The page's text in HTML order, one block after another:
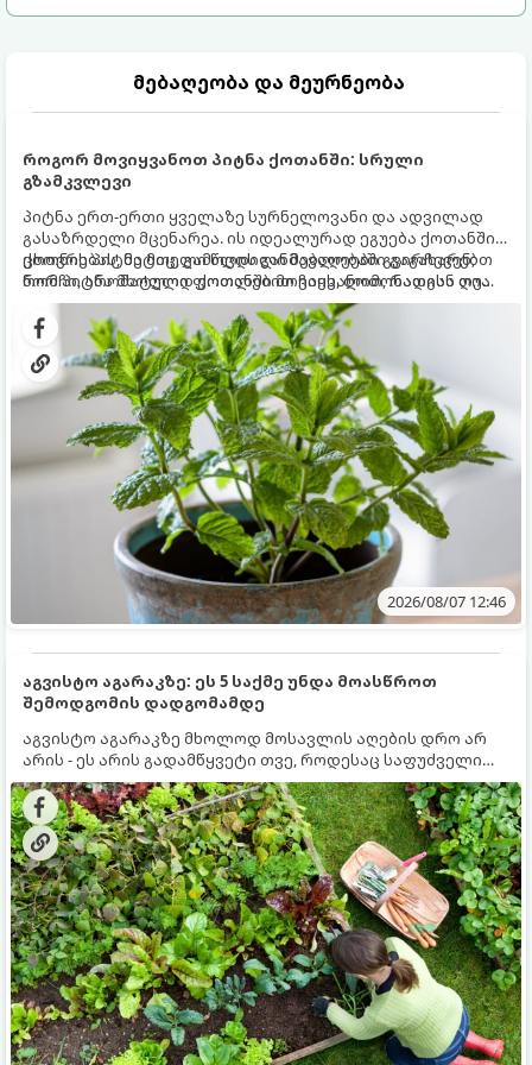
მებაღეობა და მეურნეობა
როგორ მოვიყვანოთ პიტნა ქოთანში: სრული
გზამკვლევი
პიტნა ერთ-ერთი ყველაზე სურნელოვანი და ადვილად
გასაზრდელი მცენარეა. ის იდეალურად ეგუება ქოთანში
ცხოვრებას, მეტიც, გამოცდილი მებაღეები გვირჩევენ,
რომ პიტნა მხოლოდ ქოთანში მოვიყვანოთ, რადგან ღია
გრუნტში (ბაღში) დარგვისას ის ფესვებით ძალიან
სწრაფად ვრცელდება და სხვა მცენარეებს ავიწროებს.
ქოთნის პიტნა მთელი წლის განმავლობაში გაგახარებთ
ნორჩი, არომატული ფოთლებით ჩაის, ლიმონათისა თუ
კერძებისთვის.
2026/08/07 12:46
აგვისტო აგარაკზე: ეს 5 საქმე უნდა მოასწროთ
შემოდგომის დადგომამდე
აგვისტო აგარაკზე მხოლოდ მოსავლის აღების დრო არ
არის - ეს არის გადამწყვეტი თვე, როდესაც საფუძველი
ეყრება მომავალი წლის მოსავალს და ბაღი მზადდება
შემოდგომა-ზამთრის სეზონისთვის. იმისათვის, რომ
ნიადაგმა ენერგია აღიდგინოს, ხოლო მცენარეებმა
ზამთარს გაუძლონ, აგვისტოს ბოლომდე 5
მნიშვნელოვანი საქმის გაკეთება უნდა მოასწროთ: